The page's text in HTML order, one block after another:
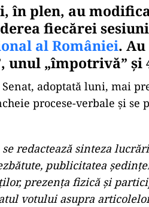
în plen, au
fiecărei
al României.
unul „împotrivă” şi
adoptată luni, mai
procese-verbale şi se
redactează sinteza
publicitatea
prezenţa fizică şi
votului asupra